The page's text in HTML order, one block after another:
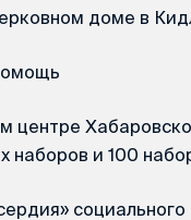
доме в
центре
наборов и 100